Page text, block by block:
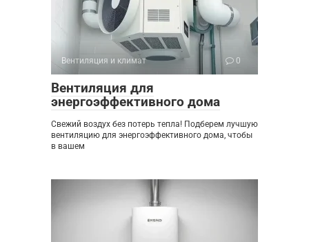
Вентиляция и климат 0
Вентиляция для
энергоэффективного дома
Свежий воздух без потерь тепла! Подберем лучшую
вентиляцию для энергоэффективного дома, чтобы
в вашем